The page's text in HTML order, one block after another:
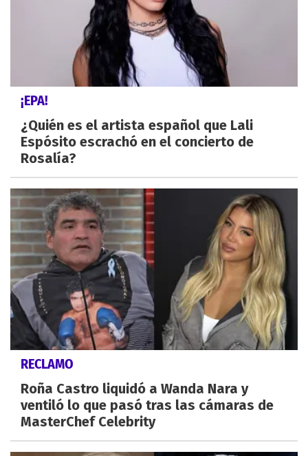
¡EPA!
¿Quién es el artista español que Lali
Espósito escrachó en el concierto de
Rosalía?
RECLAMO
Roña Castro liquidó a Wanda Nara y
ventiló lo que pasó tras las cámaras de
MasterChef Celebrity